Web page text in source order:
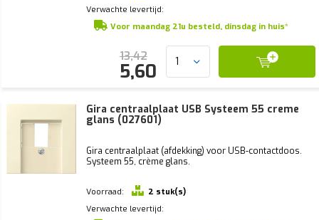
Verwachte levertijd:
Voor maandag 21u besteld, dinsdag in huis*
13,42
5,60
Gira centraalplaat USB Systeem 55 creme
glans (027601)
Gira centraalplaat (afdekking) voor USB-contactdoos.
Systeem 55, crème glans.
Voorraad:
2 stuk(s)
Verwachte levertijd: